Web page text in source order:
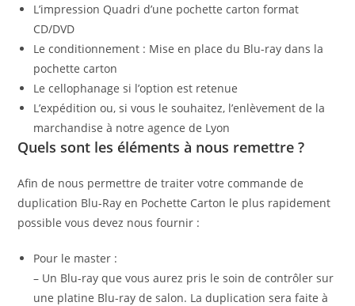
L’impression Quadri d’une pochette carton format
CD/DVD
Le conditionnement : Mise en place du Blu-ray dans la
pochette carton
Le cellophanage si l’option est retenue
L’expédition ou, si vous le souhaitez, l’enlèvement de la
marchandise à notre agence de Lyon
Quels sont les éléments à nous remettre ?
Afin de nous permettre de traiter votre commande de
duplication Blu-Ray en Pochette Carton le plus rapidement
possible vous devez nous fournir :
Pour le master :
– Un Blu-ray que vous aurez pris le soin de contrôler sur
une platine Blu-ray de salon. La duplication sera faite à